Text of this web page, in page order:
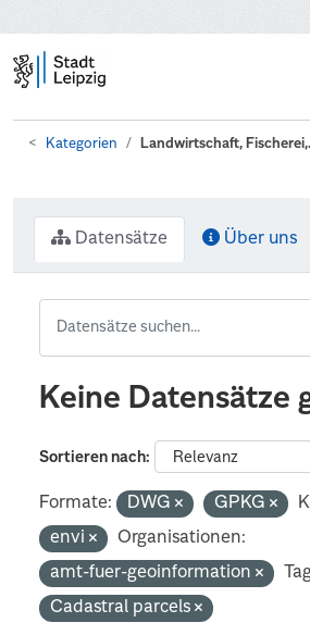
Kategorien Landwirtschaft,
Datensätze Über uns
Keine Datensätze
Sortieren nach
Formate: DWG GPKG
envi
Organisationen:
amt-fuer-geoinformation
Cadastral parcels